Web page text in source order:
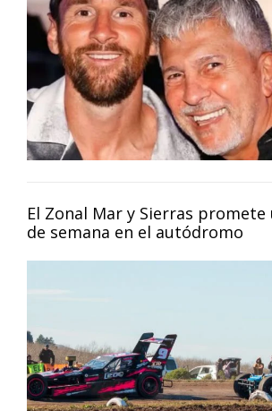
El Zonal Mar y Sierras
de semana en el autódromo